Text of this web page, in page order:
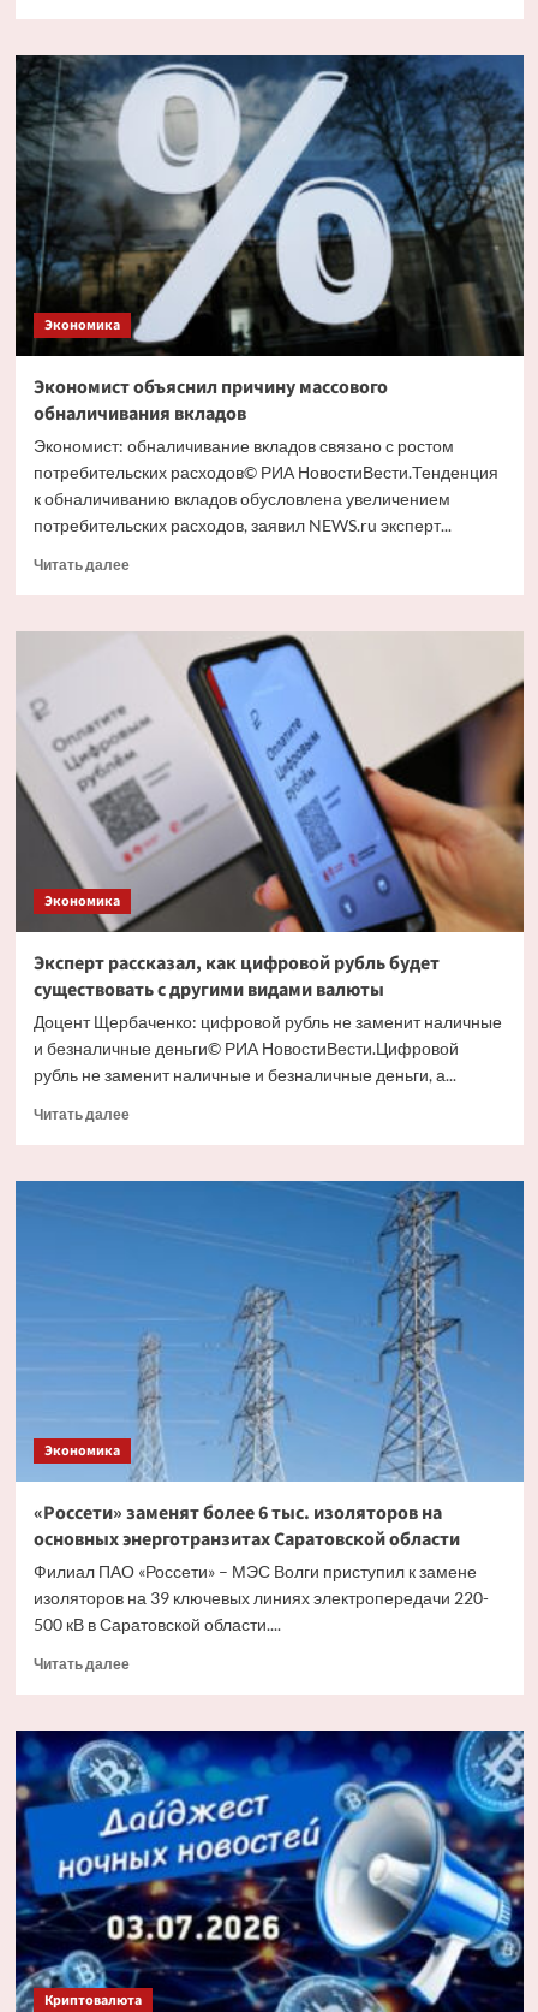
Путин
и
Костин
кредитование
крупных
проектов
Экономика
Экономист объяснил причину массового
обналичивания вкладов
Экономист: обналичивание вкладов связано с ростом
потребительских расходов© РИА НовостиВести.Тенденция
к обналичиванию вкладов обусловлена увеличением
потребительских расходов, заявил NEWS.ru эксперт...
Читать далееПрочитать
Экономист
объяснил
причину
массового
обналичивания
вкладов
Экономика
Эксперт рассказал, как цифровой рубль будет
существовать с другими видами валюты
Доцент Щербаченко: цифровой рубль не заменит наличные
и безналичные деньги© РИА НовостиВести.Цифровой
рубль не заменит наличные и безналичные деньги, а...
Читать далееПрочитать
Эксперт
существовать
другими
видами
валюты
Экономика
«Россети» заменят более 6 тыс. изоляторов на
основных энерготранзитах Саратовской области
Филиал ПАО «Россети» – МЭС Волги приступил к замене
изоляторов на 39 ключевых линиях электропередачи 220-
500 кВ в Саратовской области....
Читать далееПрочитать
«Россети»
заменят
более
6
тыс.
изоляторов
на
основных
энерготранзитах
Саратовской
области
Криптовалюта